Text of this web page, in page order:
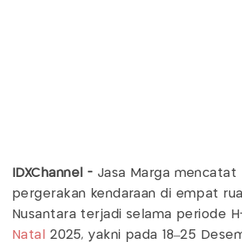
IDXChannel - Jasa Marga mencatat
pergerakan kendaraan di empat
Nusantara terjadi selama periode
Natal
2025, yakni pada 18–25